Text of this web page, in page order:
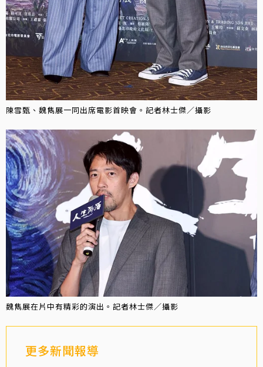
陳雪甄、魏雋展一同出席電影首映會。記者林士傑／攝影
魏雋展在片中有精彩的演出。記者林士傑／攝影
更多新聞報導